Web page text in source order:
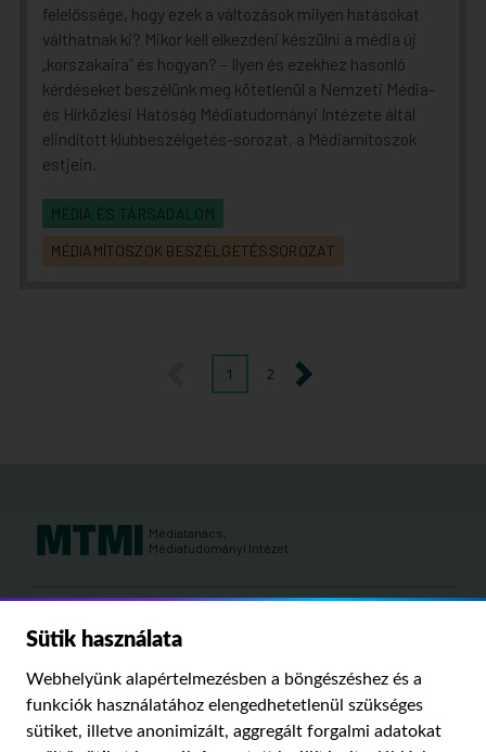
felelőssége, hogy ezek a változások milyen hatásokat
válthatnak ki? Mikor kell elkezdeni készülni a média új
„korszakaira” és hogyan? – Ilyen és ezekhez hasonló
kérdéseket beszélünk meg kötetlenül a Nemzeti Média-
és Hírközlési Hatóság Médiatudományi Intézete által
elindított klubbeszélgetés-sorozat, a Médiamítoszok
estjein.
MÉDIA ÉS TÁRSADALOM
MÉDIAMÍTOSZOK BESZÉLGETÉSSOROZAT
1 2 következő
Sütik használata
Webhelyünk alapértelmezésben a böngészéshez és a
funkciók használatához elengedhetetlenül szükséges
sütiket, illetve anonimizált, aggregált forgalmi adatokat
Médiatanács,
Médiatudományi Intézet
Kutatási területeink:
MÉDIA ÉS TÁRSADALOM